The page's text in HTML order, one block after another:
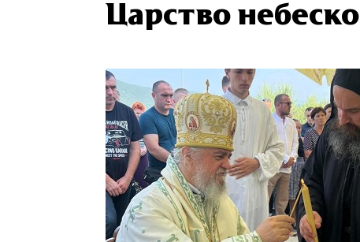
Царство небеско